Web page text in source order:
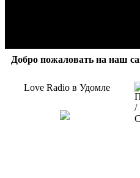
Добро пожаловать на наш
Love Radio в Удомле